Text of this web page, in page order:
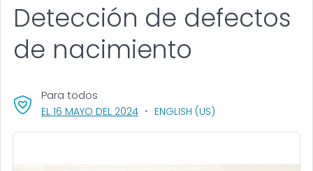
EL 16 MAYO DEL 2024, VISIT LINK FOR DETAILS.
ENGLISH (US)
Para todos
Detección de defectos
de nacimiento